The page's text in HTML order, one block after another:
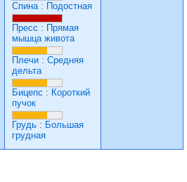
Спина: Подостная
Пресс : Прямая
мышца живота
Плечи : Средняя
дельта
Бицепс : Короткий
пучок
Грудь : Большая
грудная